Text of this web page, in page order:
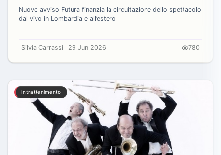
Nuovo avviso Futura finanzia la circuitazione dello spettacolo
dal vivo in Lombardia e all’estero
Silvia Carrassi 29 Jun 2026 780
Intrattenimento